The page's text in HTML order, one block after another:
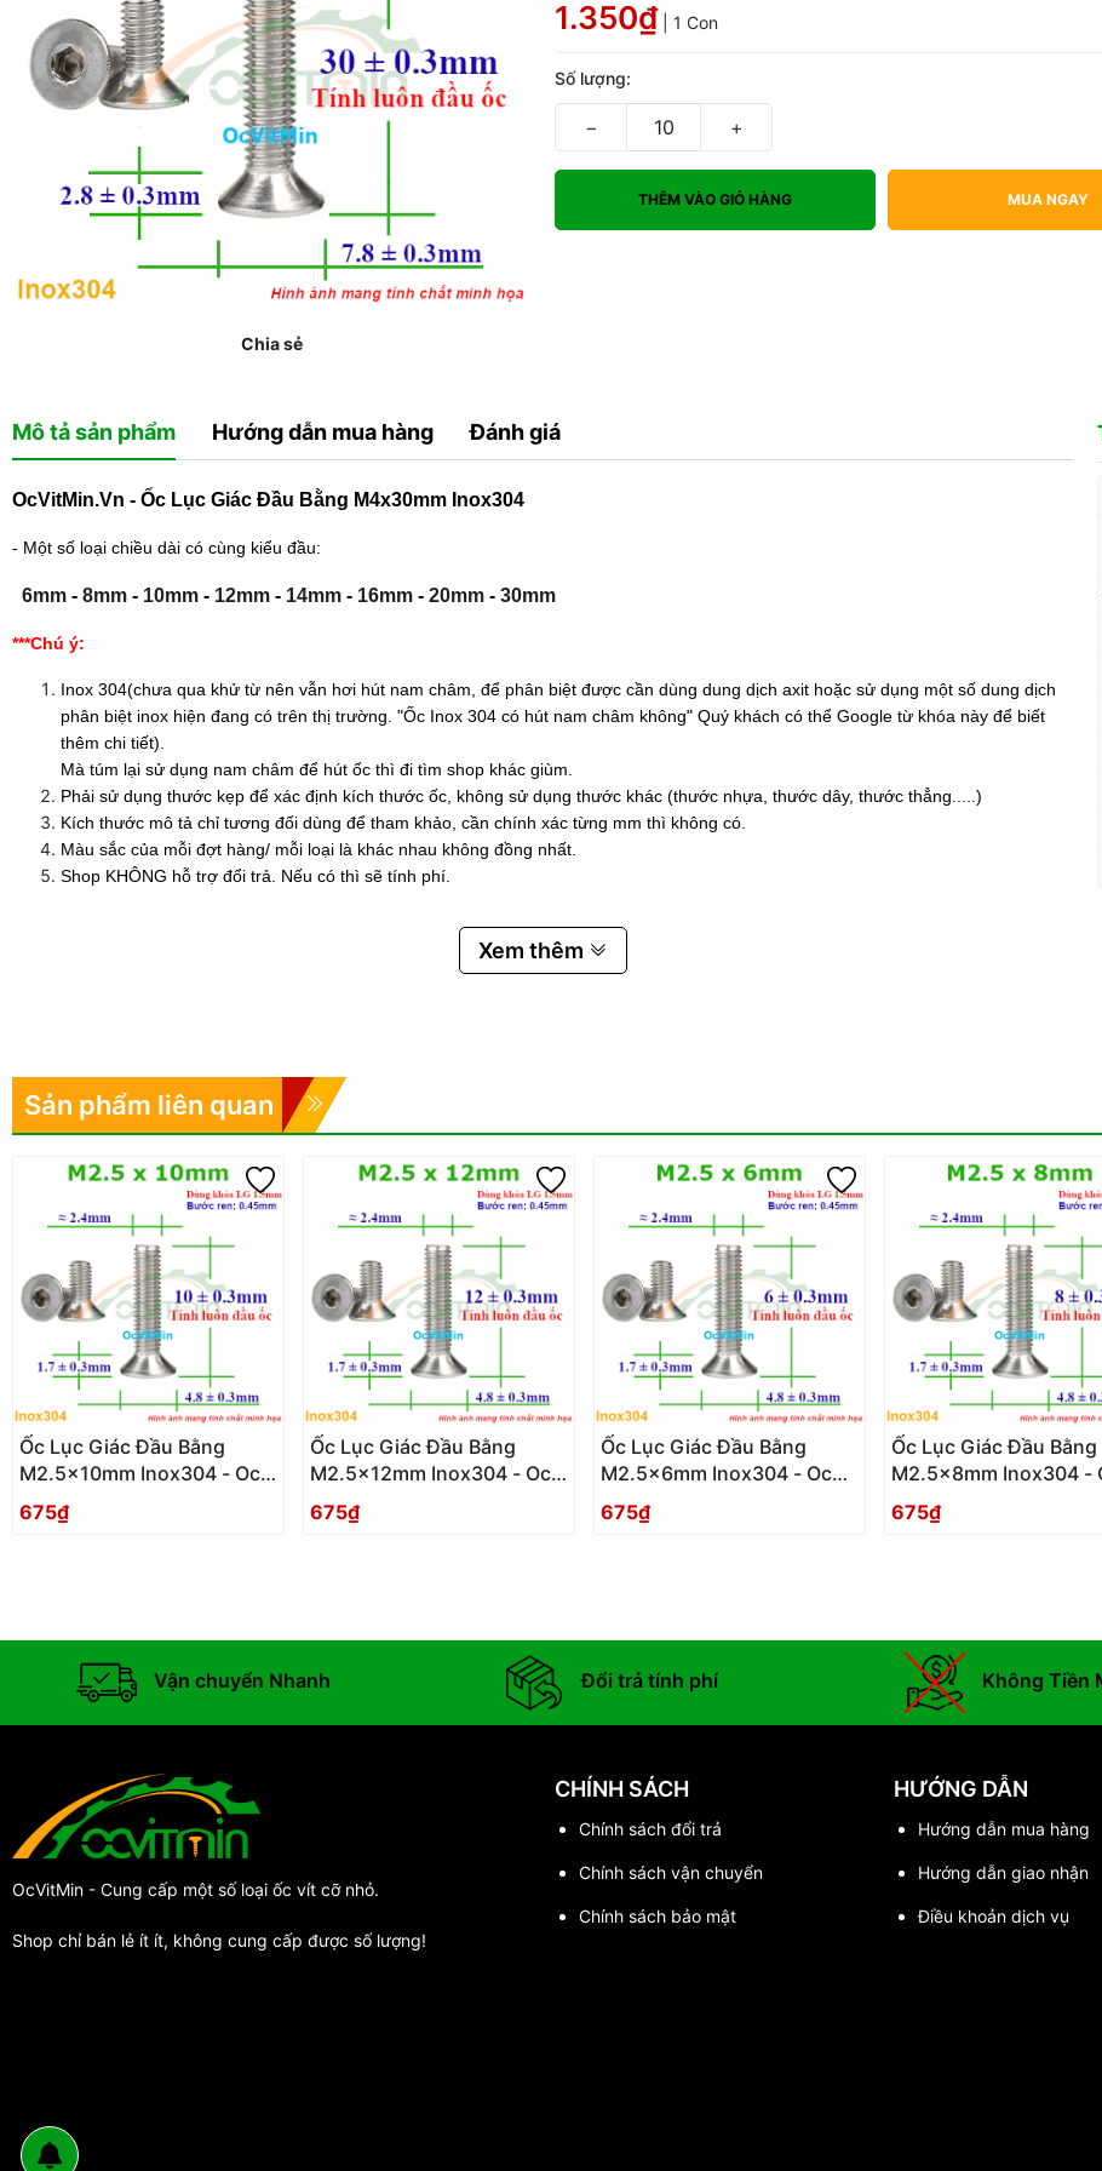
Chia sẻ
1.350₫ | 1 Con
Số lượng:
− +
THÊM VÀO GIỎ HÀNG MUA NGAY
Mô tả sản phẩm Hướng dẫn mua hàng Đánh giá
OcVitMin.Vn - Ốc Lục Giác Đầu Bằng M4x30mm Inox304
- Một số loại chiều dài có cùng kiểu đầu:
6mm - 8mm - 10mm - 12mm - 14mm - 16mm - 20mm - 30mm
***Chú ý:
Inox 304(chưa qua khử từ nên vẫn hơi hút nam châm, để phân biệt được cần dùng dung dịch axit hoặc sử dụng một số dung dịch
phân biệt inox hiện đang có trên thị trường. "Ốc Inox 304 có hút nam châm không" Quý khách có thể Google từ khóa này để biết
thêm chi tiết).
Mà túm lại sử dụng nam châm để hút ốc thì đi tìm shop khác giùm.
Phải sử dụng thước kẹp để xác định kích thước ốc, không sử dụng thước khác (thước nhựa, thước dây, thước thẳng.....)
Kích thước mô tả chỉ tương đối dùng để tham khảo, cần chính xác từng mm thì không có.
Màu sắc của mỗi đợt hàng/ mỗi loại là khác nhau không đồng nhất.
Shop KHÔNG hỗ trợ đổi trả. Nếu có thì sẽ tính phí.
Xem thêm
Sản phẩm liên quan
Ốc Lục Giác Đầu Bằng
M2.5x10mm Inox304 - Oc
Luc Giac Dau Bang
675₫
Ốc Lục Giác Đầu Bằng
M2.5x12mm Inox304 - Oc
Luc Giac Dau Bang
675₫
Ốc Lục Giác Đầu Bằng
M2.5x6mm Inox304 - Oc
Luc Giac Dau Bang
675₫
Ốc Lục Giác Đầu Bằng
M2.5x8mm Inox304 -
Luc Giac Dau Bang
675₫
Vận chuyển Nhanh Đổi trả tính phí Không Tiền
OcVitMin - Cung cấp một số loại ốc vít cỡ nhỏ.
Shop chỉ bán lẻ ít ít, không cung cấp được số lượng!
CHÍNH SÁCH
Chính sách đổi trả
Chính sách vận chuyển
Chính sách bảo mật
HƯỚNG DẪN
Hướng dẫn mua hàng
Hướng dẫn giao nhận
Điều khoản dịch vụ